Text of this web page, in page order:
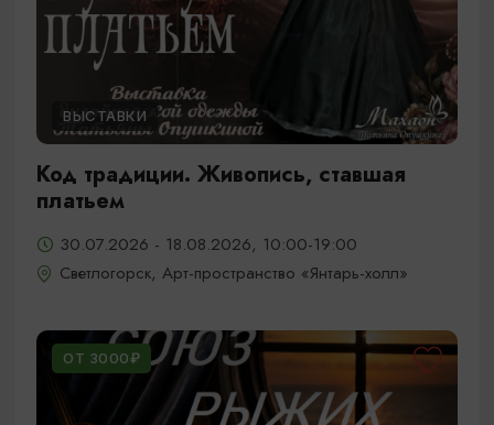
ВЫСТАВКИ
Код традиции. Живопись, ставшая
платьем
30.07.2026 - 18.08.2026, 10:00-19:00
Светлогорск, Арт-пространство «Янтарь-холл»
ОТ 3000₽